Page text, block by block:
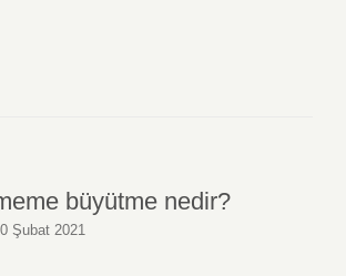
büyütme nedir?
Şubat 2021